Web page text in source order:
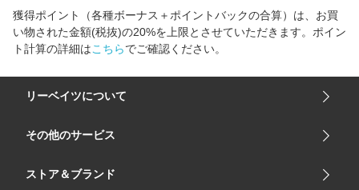
獲得ポイント（各種ボーナス＋ポイントバックの合算）は、お買
い物された金額(税抜)の20%を上限とさせていただきます。ポイン
ト計算の詳細はこちらでご確認ください。
リーベイツについて
会社概要
サイトマップ
その他のサービス
楽天市場
ストア＆ブランド